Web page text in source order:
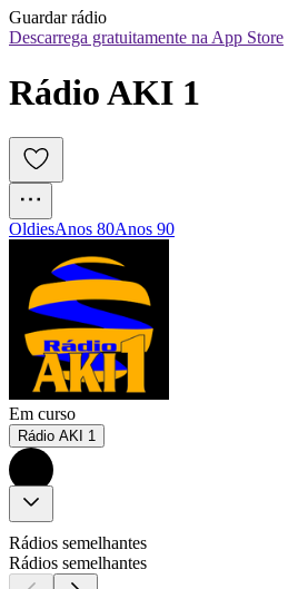
Guardar rádio
Descarrega gratuitamente na App Store
Rádio AKI 1
OldiesAnos 80Anos 90
Em curso
Rádio AKI 1
Rádios semelhantes
Rádios semelhantes